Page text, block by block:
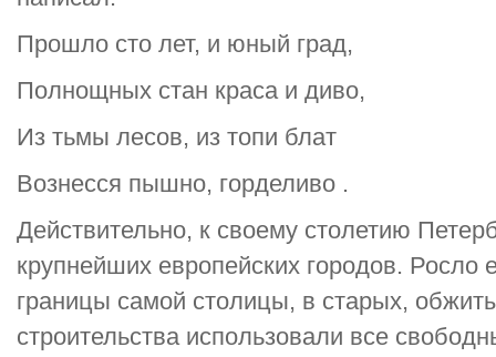
Прошло сто лет, и юный град,
Полнощных стан краса и диво,
Из тьмы лесов, из топи блат
Вознесся пышно, горделиво .
Действительно, к своему столетию
крупнейших европейских городов. Росло
границы самой столицы, в старых,
строительства использовали все